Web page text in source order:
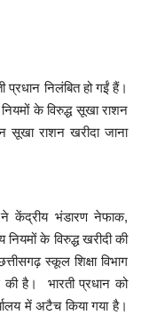
प्रधान निलंबित हो गईं हैं।
के विरुद्ध सूखा राशन
सूखा राशन खरीदा जाना
ने केंद्रीय भंडारण नेफाक,
के विरुद्ध खरीदी की
स्कूल शिक्षा विभाग
की है। भारती प्रधान को
में अटैच किया गया है।